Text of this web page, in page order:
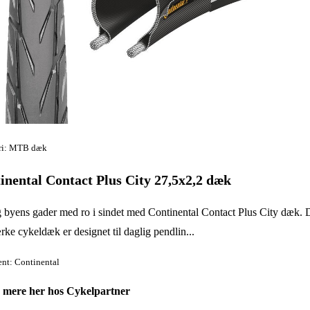
MTB dæk
Contact Plus City 27,5x2,2 dæk
byens gader med ro i sindet med Continental Contact Plus City dæk.
cykeldæk er designet til daglig pendlin...
Continental
her hos Cykelpartner